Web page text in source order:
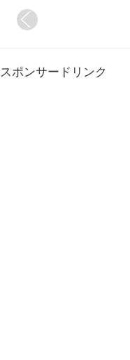
スポンサードリンク